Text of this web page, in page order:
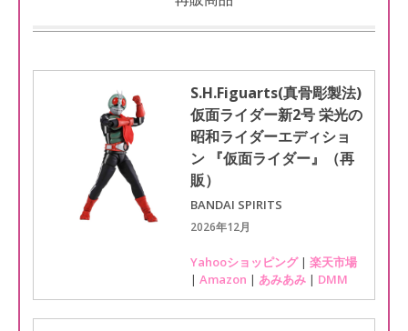
S.H.Figuarts(真骨彫製法)
仮面ライダー新2号 栄光の
昭和ライダーエディショ
ン 『仮面ライダー』（再
販）
BANDAI SPIRITS
2026年12月
Yahooショッピング| 楽天市場
| Amazon | あみあみ | DMM